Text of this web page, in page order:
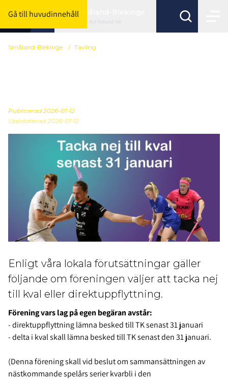
Gå till huvudinnehållSmåland-Blekinge
Byt förbund här
Småland-Blekinge / Tävling
Publicerad 2026-01-12
Uppdaterad 2026-01-12
Enligt våra lokala förutsättningar gäller
följande om föreningen väljer att tacka nej
till kval eller direktuppflyttning.
Förening vars lag på egen begäran avstår:
- direktuppflyttning lämna besked till TK senast 31 januari
- delta i kval skall lämna besked till TK senast den 31 januari.
(Denna förening skall vid beslut om sammansättningen av
nästkommande spelårs serier kvarbli i den